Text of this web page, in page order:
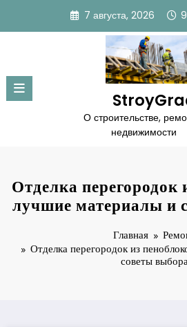
содержимому
7 августа, 2026
О строительстве,
недвижимости
Отделка перегородок
лучшие материалы и
Главная
Отделка перегородок из
советы